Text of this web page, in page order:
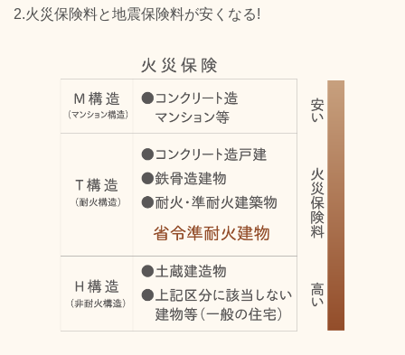
2.火災保険料と地震保険料が安くなる!